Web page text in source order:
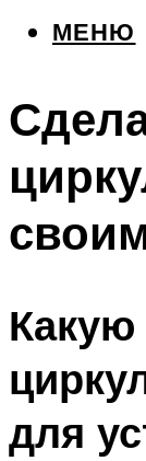
МЕНЮ
для